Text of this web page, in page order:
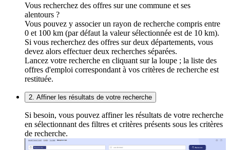
Vous recherchez des offres sur une commune et ses
alentours ?
Vous pouvez y associer un rayon de recherche compris entre
0 et 100 km (par défaut la valeur sélectionnée est de 10 km).
Si vous recherchez des offres sur deux départements, vous
devez alors effectuer deux recherches séparées.
Lancez votre recherche en cliquant sur la loupe ; la liste des
offres d'emploi correspondant à vos critères de recherche est
restituée.
2. Affiner les résultats de votre recherche
Si besoin, vous pouvez affiner les résultats de votre recherche
en sélectionnant des filtres et critères présents sous les critères
de recherche.